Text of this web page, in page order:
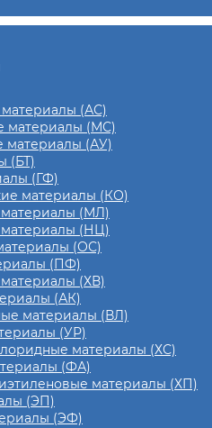
(АС)
материалы (МС)
материалы (АУ)
(БТ)
(ГФ)
материалы (КО)
(МЛ)
(НЦ)
(ОС)
(ПФ)
(ХВ)
(АК)
материалы (ВЛ)
(УР)
материалы (ХС)
(ФА)
материалы (ХП)
(ЭП)
(ЭФ)